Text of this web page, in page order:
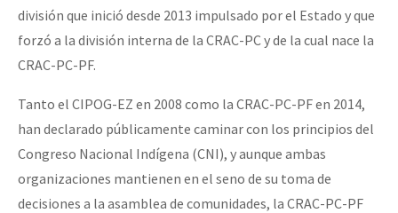
división que inició desde 2013 impulsado por el Estado y que
forzó a la división interna de la CRAC-PC y de la cual nace la
CRAC-PC-PF.
Tanto el CIPOG-EZ en 2008 como la CRAC-PC-PF en 2014,
han declarado públicamente caminar con los principios del
Congreso Nacional Indígena (CNI), y aunque ambas
organizaciones mantienen en el seno de su toma de
decisiones a la asamblea de comunidades, la CRAC-PC-PF